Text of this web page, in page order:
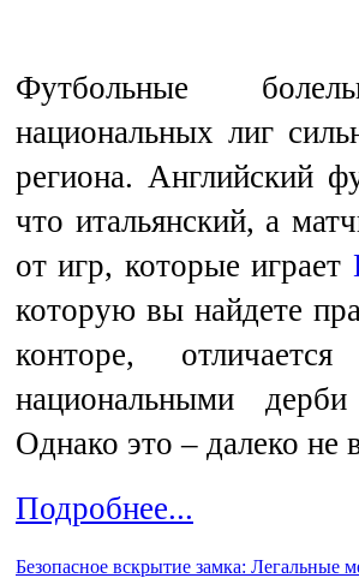
Футбольные
национальных лиг
региона. Английский
что итальянский, а
от игр, которые играет
которую вы найдете
конторе,
национальными
Однако это – далеко не
Подробнее...
Безопасное вскрытие замка: Легальные